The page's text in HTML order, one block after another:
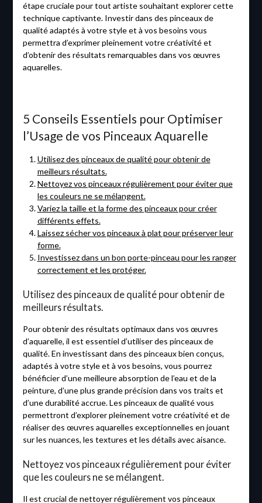
étape cruciale pour tout artiste souhaitant explorer cette
technique captivante. Investir dans des pinceaux de
qualité adaptés à votre style et à vos besoins vous
permettra d’exprimer pleinement votre créativité et
d’obtenir des résultats remarquables dans vos œuvres
aquarelles.
5 Conseils Essentiels pour Optimiser
l’Usage de vos Pinceaux Aquarelle
Utilisez des pinceaux de qualité pour obtenir de
meilleurs résultats.
Nettoyez vos pinceaux régulièrement pour éviter que
les couleurs ne se mélangent.
Variez la taille et la forme des pinceaux pour créer
différents effets.
Laissez sécher vos pinceaux à plat pour préserver leur
forme.
Investissez dans un bon porte-pinceau pour les ranger
correctement et les protéger.
Utilisez des pinceaux de qualité pour obtenir de
meilleurs résultats.
Pour obtenir des résultats optimaux dans vos œuvres
d’aquarelle, il est essentiel d’utiliser des pinceaux de
qualité. En investissant dans des pinceaux bien conçus,
adaptés à votre style et à vos besoins, vous pourrez
bénéficier d’une meilleure absorption de l’eau et de la
peinture, d’une plus grande précision dans vos traits et
d’une durabilité accrue. Les pinceaux de qualité vous
permettront d’explorer pleinement votre créativité et de
réaliser des œuvres aquarelles exceptionnelles en jouant
sur les nuances, les textures et les détails avec aisance.
Nettoyez vos pinceaux régulièrement pour éviter
que les couleurs ne se mélangent.
Il est crucial de nettoyer régulièrement vos pinceaux